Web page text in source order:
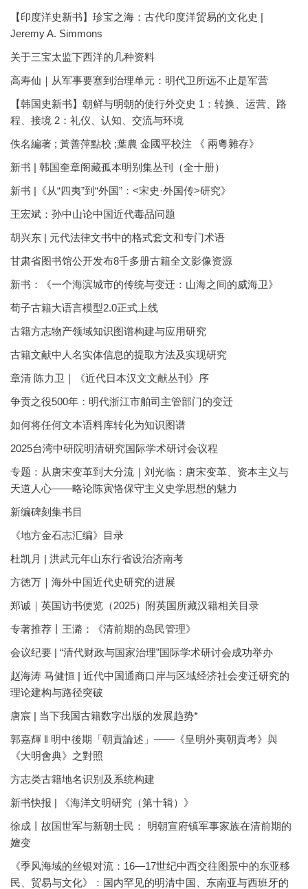
【印度洋史新书】珍宝之海：古代印度洋贸易的文化史 |
Jeremy A. Simmons
关于三宝太监下西洋的几种资料
高寿仙｜从军事要塞到治理单元：明代卫所远不止是军营
【韩国史新书】朝鲜与明朝的使行外交史 1：转换、运营、路
程、接境 2：礼仪、认知、交流与环境
佚名編著 ; 黃善萍點校 ;葉農 金國平校注 《 兩粵雜存》
新书 | 韩国奎章阁藏孤本明别集丛刊（全十册）
新书 |《从“四夷”到“外国”：<宋史·外国传>研究》
王宏斌：孙中山论中国近代毒品问题
胡兴东 | 元代法律文书中的格式套文和专门术语
甘肃省图书馆公开发布8千多册古籍全文影像资源
新书：《一个海滨城市的传统与变迁：山海之间的威海卫》
荀子古籍大语言模型2.0正式上线
古籍方志物产领域知识图谱构建与应用研究
古籍文献中人名实体信息的提取方法及实现研究
章清 陈力卫｜《近代日本汉文文献丛刊》序
争贡之役500年：明代浙江市舶司主管部门的变迁
如何将任何文本语料库转化为知识图谱
2025台湾中研院明清研究国际学术研讨会议程
专题：从唐宋变革到大分流｜刘光临：唐宋变革、资本主义与
天道人心——略论陈寅恪保守主义史学思想的魅力
新编碑刻集书目
《地方金石志汇编》目录
杜凯月 | 洪武元年山东行省设治济南考
方徳万｜海外中国近代史研究的进展
郑诚｜英国访书便览（2025）附英国所藏汉籍相关目录
专著推荐丨王潞：《清前期的岛民管理》
会议纪要 | “清代财政与国家治理”国际学术研讨会成功举办
赵海涛 马健恒 | 近代中国通商口岸与区域经济社会变迁研究的
理论建构与路径突破
唐宸 | 当下我国古籍数字出版的发展趋势*
郭嘉輝 ‖ 明中後期「朝貢論述」——《皇明外夷朝貢考》與
《大明會典》之對照
方志类古籍地名识别及系统构建
新书快报 | 《海洋文明研究（第十辑）》
徐成丨故国世军与新朝士民： 明朝宣府镇军事家族在清前期的
嬗变
《季风海域的丝银对流：16—17世纪中西交往图景中的东亚移
民、贸易与文化》：国内罕见的明清中国、东南亚与西班牙的